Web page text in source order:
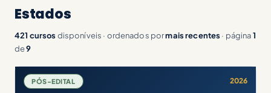
Estados
421 cursos disponíveis · ordenados pormais recentes · página1
de9
PÓS-EDITAL 2026